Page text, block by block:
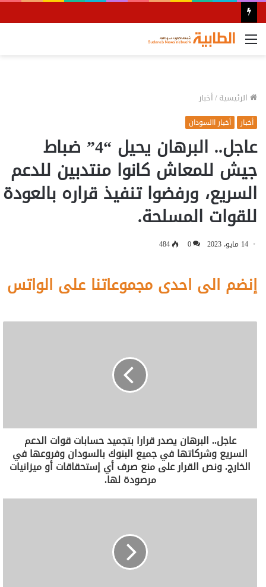
القائمة
الرئيسية/أخبار
أخبار أخبار االسودان
عاجل.. البرهان يحيل “4” ضباط
جيش للمعاش كانوا منتدبين للدعم
السريع، ورفضوا تنفيذ قراره بالعودة
للقوات المسلحة.
14 مايو، 2023 0
484
إنضم الى احدى مجموعاتنا على الواتس
عاجل.. البرهان يصدر قرارا بتجميد حسابات قوات الدعم
السريع وشركاتها في جميع البنوك بالسودان وفروعها في
الخارج. ونص القرار على منع صرف أي إستحقاقات أو ميزانيات
مرصودة لها.